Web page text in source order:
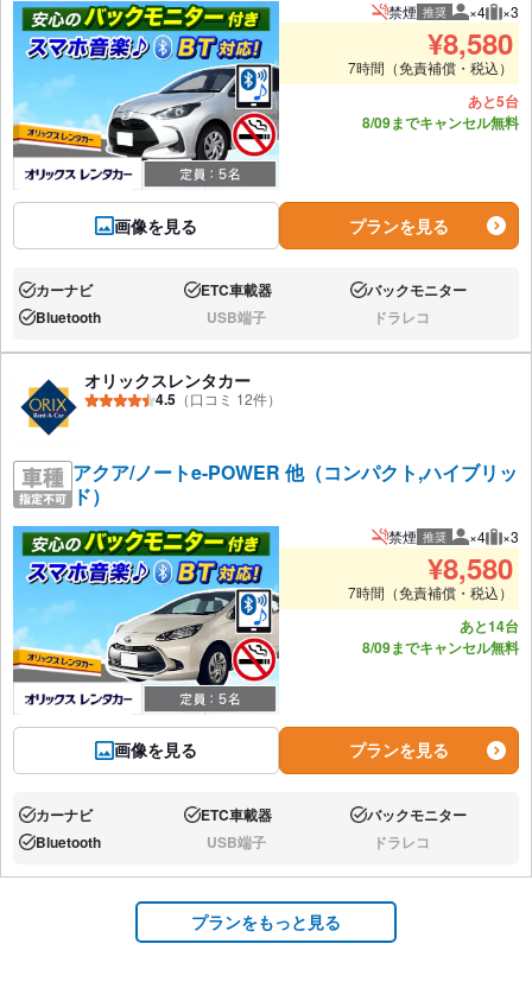
画像を見る
禁煙 推奨 推奨人数
×4 推
×3
¥8,580
7時間（免責補償・税込）
あと5台
8/09までキャンセル無料
プランを見る
あり:カーナビ あり:ETC車載器 あり:バックモニター
あり:Bluetooth なし:USB端子 なし:ドラレコ
オリックスレンタカー
4.5 （口コミ 12件）
アクア/ノートe-POWER 他（コンパクト,ハイブリッ
ド）
画像を見る
禁煙 推奨 推奨人数
×4 推
×3
¥8,580
7時間（免責補償・税込）
あと14台
8/09までキャンセル無料
プランを見る
あり:カーナビ あり:ETC車載器 あり:バックモニター
あり:Bluetooth なし:USB端子 なし:ドラレコ
プランをもっと見る